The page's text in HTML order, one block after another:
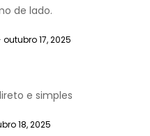
de lado.
outubro 17, 2025
e simples
18, 2025